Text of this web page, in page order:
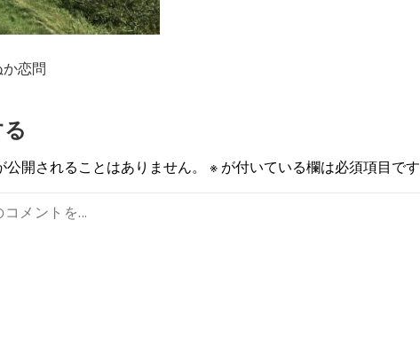
恋問
開されることはありません。 ※ が付いている欄は必須項目です